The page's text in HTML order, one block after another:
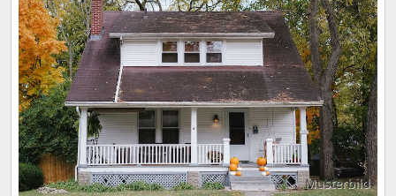
Musterbild